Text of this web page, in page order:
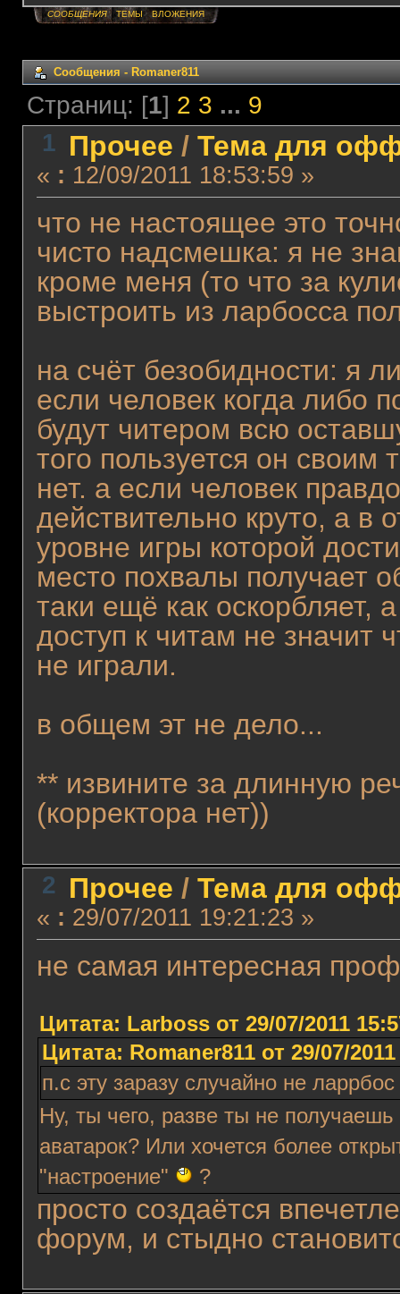
СООБЩЕНИЯ ТЕМЫ ВЛОЖЕНИЯ
Сообщения - Romaner811
Страниц: [1] 2 3 ... 9
1 Прочее / Тема для
« : 12/09/2011 18:53:59 »
что не настоящее это
чисто надсмешка: я не
кроме меня (то что за
выстроить из ларбосса
на счёт безобидности: я
если человек когда либо
будут читером всю
того пользуется он
нет. а если человек
действительно круто, а в
уровне игры которой
место похвалы получает
таки ещё как оскорбляет,
доступ к читам не
не играли.
в общем эт не дело...
** извините за длинную
(корректора нет))
2 Прочее / Тема для
« : 29/07/2011 19:21:23 »
не самая интересная
Цитата: Lаrboss от 29/07/2011
Цитата: Romaner811 от 29/07/
п.с эту заразу случайно не
Ну, ты чего, разве ты не получаешь
аватарок? Или хочется более
"настроение"
?
просто создаётся
форум, и стыдно